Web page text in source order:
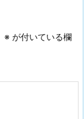
※ が付いている欄